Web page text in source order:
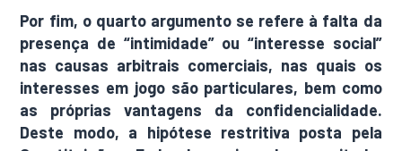
Por fim, o quarto argumento se refere à falta da
presença de “intimidade” ou “interesse social”
nas causas arbitrais comerciais, nas quais os
interesses em jogo são particulares, bem como
as próprias vantagens da confidencialidade.
Deste modo, a hipótese restritiva posta pela